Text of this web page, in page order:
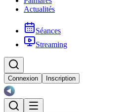
Actualités
Séances
Streaming
Connexion Inscription